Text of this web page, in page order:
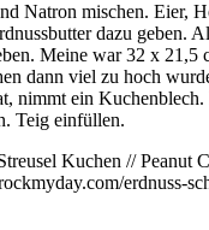
Natron mischen. Eier,
dazu geben.
Meine war 32 x 21,5
dann viel zu hoch
nimmt ein
Teig einfüllen.